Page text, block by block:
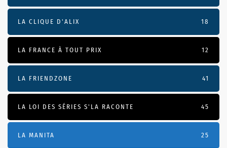
LA CLIQUE D'ALIX 18
LA FRANCE À TOUT PRIX 12
LA FRIENDZONE 41
LA LOI DES SÉRIES S'LA RACONTE 45
LA MANITA 25